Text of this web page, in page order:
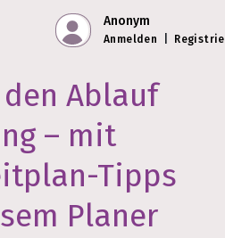
Anonym
Anmelden
Ablauf
– mit
Tipps
Planer